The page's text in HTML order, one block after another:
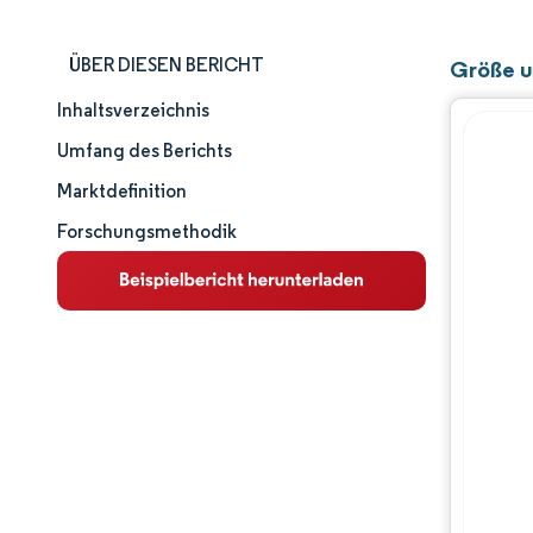
ÜBER DIESEN BERICHT
Marktgröße und -anteil
Marktanalyse
Trends und Einblicke
Segmentanalyse
Inhaltsverzeichnis
Umfang des Berichts
Marktdefinition
Forschungsmethodik
Größe